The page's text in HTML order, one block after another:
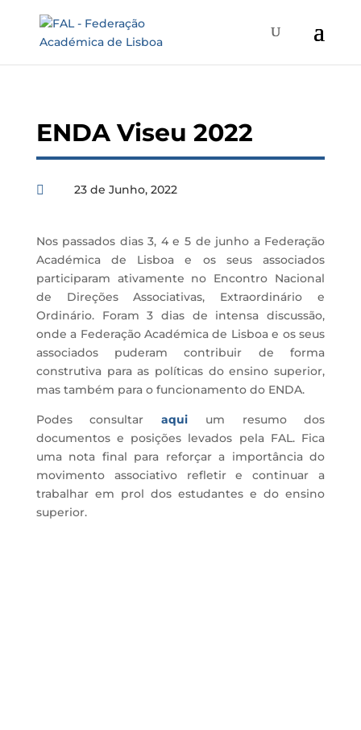
ENDA Viseu 2022
 23 de Junho, 2022
Nos passados dias 3, 4 e 5 de junho a Federação
Académica de Lisboa e os seus associados
participaram ativamente no Encontro Nacional
de Direções Associativas, Extraordinário e
Ordinário. Foram 3 dias de intensa discussão,
onde a Federação Académica de Lisboa e os seus
associados puderam contribuir de forma
construtiva para as políticas do ensino superior,
mas também para o funcionamento do ENDA.
Podes consultaraqui um resumo dos
documentos e posições levados pela FAL. Fica
uma nota final para reforçar a importância do
movimento associativo refletir e continuar a
trabalhar em prol dos estudantes e do ensino
superior.